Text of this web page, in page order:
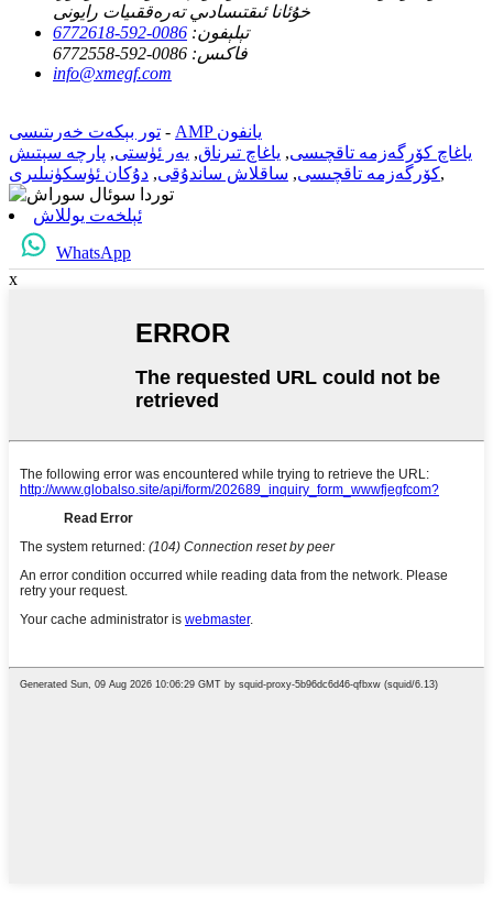
خۇئانا ئىقتىسادىي تەرەققىيات رايونى
تېلېفون: 0086-592-6772618
فاكىس: 0086-592-6772558
info@xmegf.com
تور بېكەت خەرىتىسى -
AMP يانفون
ياغاچ كۆرگەزمە تاقچىسى, ياغاچ تىرناق, يەر ئۈستى, پارچە سېتىش
كۆرگەزمە تاقچىسى, ساقلاش ساندۇقى, دۇكان ئۈسكۈنىلىرى ,
ئېلخەت يوللاش
WhatsApp
x